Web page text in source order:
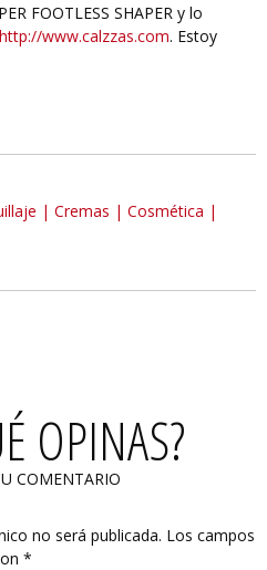
FOOTLESS SHAPER y lo
http://www.calzzas.com. Estoy
| Cremas | Cosmética |
OPINAS?
COMENTARIO
no será publicada. Los campos
*